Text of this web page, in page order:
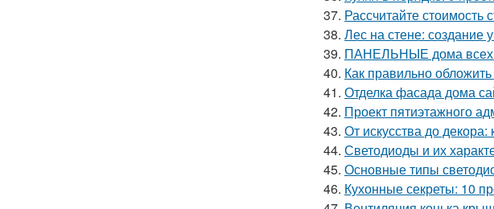
37. Рассчитайте
38. Лес на стене:
39. ПАНЕЛЬНЫЕ дома всех
40. Как правильно
41. Отделка фасада дома
42. Проект пятиэтажного
43. От искусства до
44. Светодиоды и их
45. Основные типы
46. Кухонные секреты: 10